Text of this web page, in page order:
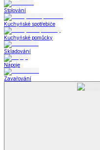
Stolování
Kuchyňské spotřebiče
Kuchyňské pomůcky
Skladování
Nápoje
Zavařování